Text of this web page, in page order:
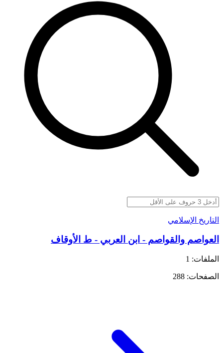
التاريخ الإسلامي
العواصم والقواصم - ابن العربي - ط الأوقاف
الملفات: 1
الصفحات: 288